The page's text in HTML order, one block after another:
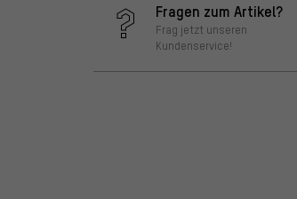
Fragen zum Artikel?
Frag jetzt unseren
Kundenservice!